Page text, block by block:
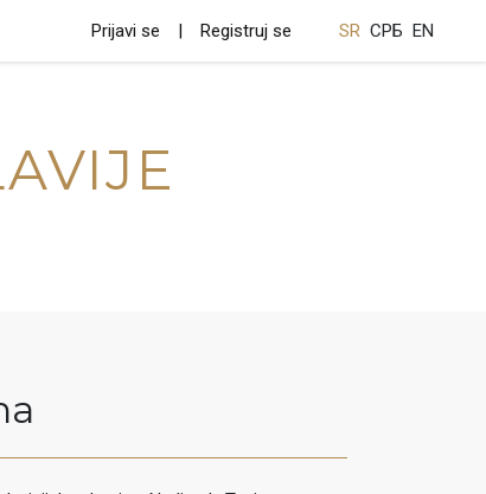
Prijavi se Registruj se SR СРБ EN